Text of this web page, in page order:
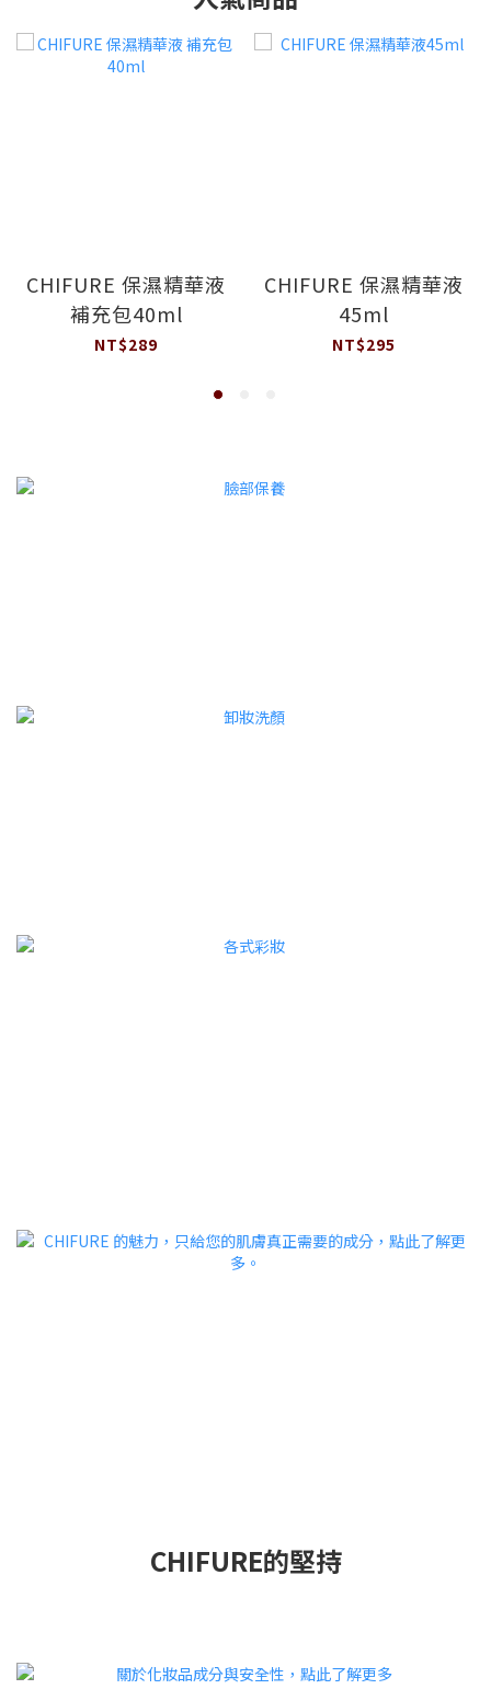
CHIFURE 保濕精華液
補充包40ml
NT$289
CHIFURE 保濕精華液
45ml
NT$295
CHIFURE的堅持